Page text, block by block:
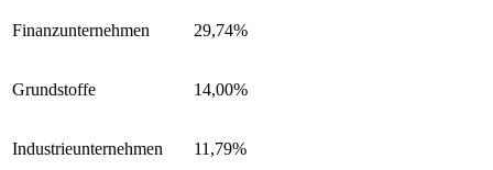
Finanzunternehmen 29,74%
Grundstoffe 14,00%
Industrieunternehmen 11,79%